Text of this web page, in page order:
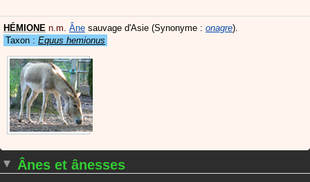
HÉMIONE n.m. Âne sauvage d'Asie (Synonyme : onagre).
Taxon : Equus hemionus
Ânes et ânesses